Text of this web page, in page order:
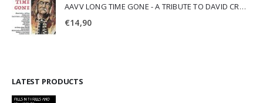
AAVV LONG TIME GONE - A TRIBUTE TO DAVID CROSBY
€14,90
LATEST PRODUCTS